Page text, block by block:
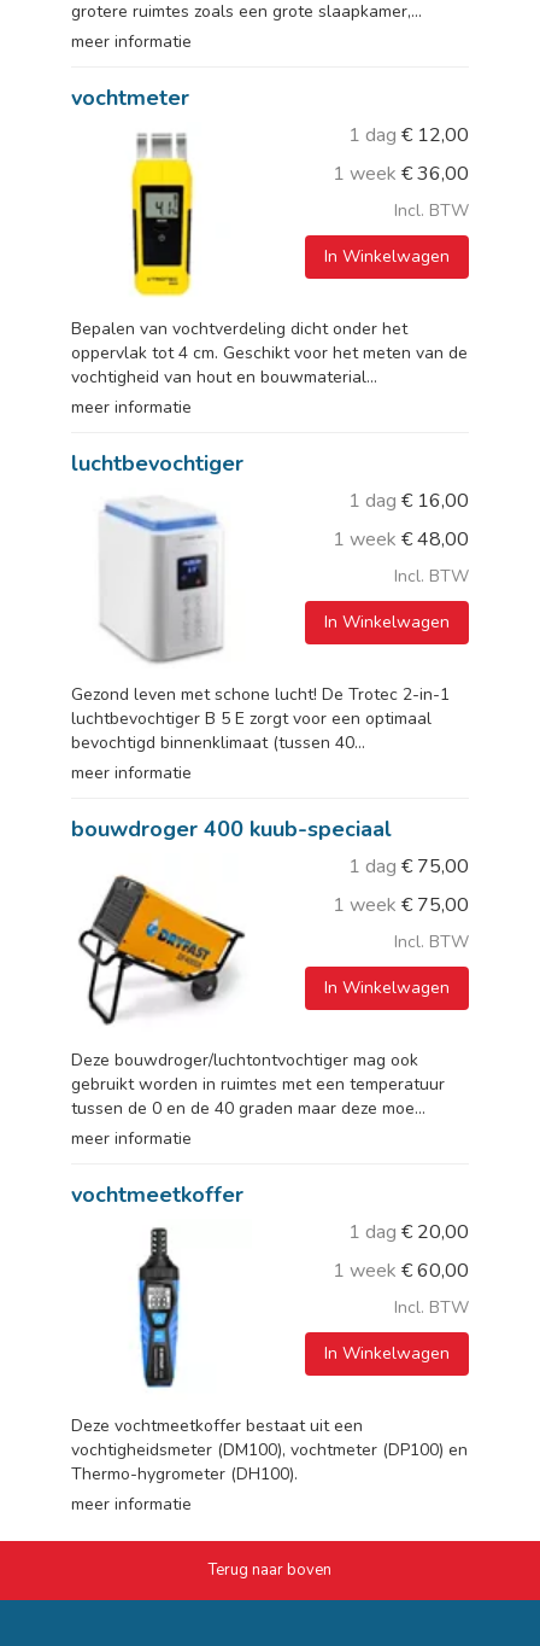
grotere ruimtes zoals een grote slaapkamer,...
meer informatie
vochtmeter
1 dag € 12,00
1 week €36,00
Incl. BTW
In Winkelwagen
Bepalen van vochtverdeling dicht onder het
oppervlak tot 4 cm. Geschikt voor het meten van de
vochtigheid van hout en bouwmaterial...
meer informatie
luchtbevochtiger
1 dag € 16,00
1 week €48,00
Incl. BTW
In Winkelwagen
Gezond leven met schone lucht! De Trotec 2-in-1
luchtbevochtiger B 5 E zorgt voor een optimaal
bevochtigd binnenklimaat (tussen 40...
meer informatie
bouwdroger 400 kuub-speciaal
1 dag € 75,00
1 week € 75,00
Incl. BTW
In Winkelwagen
Deze bouwdroger/luchtontvochtiger mag ook
gebruikt worden in ruimtes met een temperatuur
tussen de 0 en de 40 graden maar deze moe...
meer informatie
vochtmeetkoffer
1 dag € 20,00
1 week €60,00
Incl. BTW
In Winkelwagen
Deze vochtmeetkoffer bestaat uit een
vochtigheidsmeter (DM100), vochtmeter (DP100) en
Thermo-hygrometer (DH100).
meer informatie
Terug naar boven